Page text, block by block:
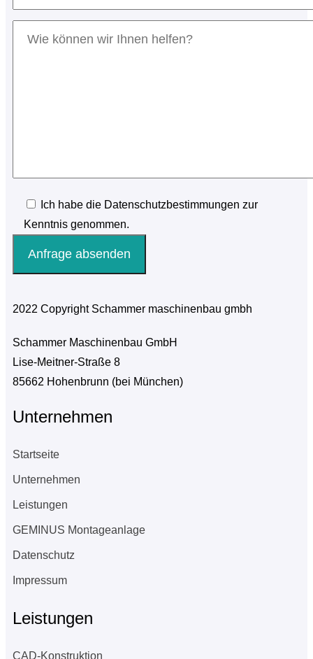
Ich habe die Datenschutzbestimmungen zur
Kenntnis genommen.
2022 Copyright Schammer maschinenbau gmbh
Schammer Maschinenbau GmbH
Lise-Meitner-Straße 8
85662 Hohenbrunn (bei München)
Unternehmen
Startseite
Unternehmen
Leistungen
GEMINUS Montageanlage
Datenschutz
Impressum
Leistungen
CAD-Konstruktion